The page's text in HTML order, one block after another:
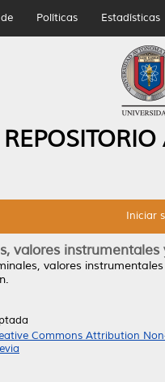
Políticas Estadísticas
Iniciar
valores
valores
Commons Attribution